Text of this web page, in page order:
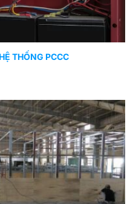
THỐNG PCCC